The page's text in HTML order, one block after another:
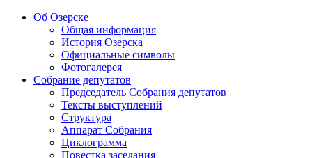
Об Озерске
Общая информация
История Озерска
Официальные символы
Фотогалерея
Собрание депутатов
Председатель Собрания депутатов
Тексты выступлений
Структура
Аппарат Собрания
Циклограмма
Повестка заседания